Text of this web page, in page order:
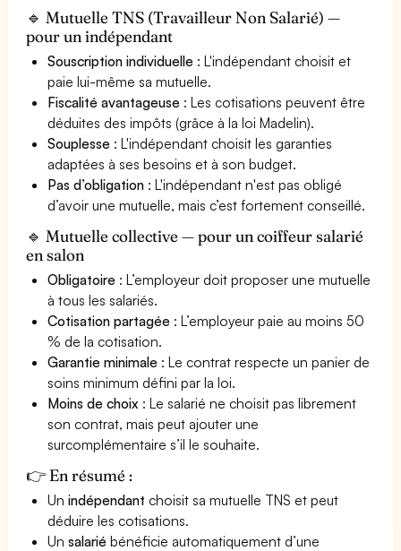
🔹 Mutuelle TNS (Travailleur Non Salarié) —
pour un indépendant
Souscription individuelle : L'indépendant choisit et
paie lui-même sa mutuelle.
Fiscalité avantageuse : Les cotisations peuvent être
déduites des impôts (grâce à la loi Madelin).
Souplesse : L'indépendant choisit les garanties
adaptées à ses besoins et à son budget.
Pas d’obligation : L'indépendant n'est pas obligé
d’avoir une mutuelle, mais c’est fortement conseillé.
🔹 Mutuelle collective — pour un coiffeur salarié
en salon
Obligatoire : L’employeur doit proposer une mutuelle
à tous les salariés.
Cotisation partagée : L’employeur paie au moins 50
% de la cotisation.
Garantie minimale : Le contrat respecte un panier de
soins minimum défini par la loi.
Moins de choix : Le salarié ne choisit pas librement
son contrat, mais peut ajouter une
surcomplémentaire s’il le souhaite.
👉 En résumé :
Unindépendant choisit sa mutuelle TNS et peut
déduire les cotisations.
Unsalarié bénéficie automatiquement d’une